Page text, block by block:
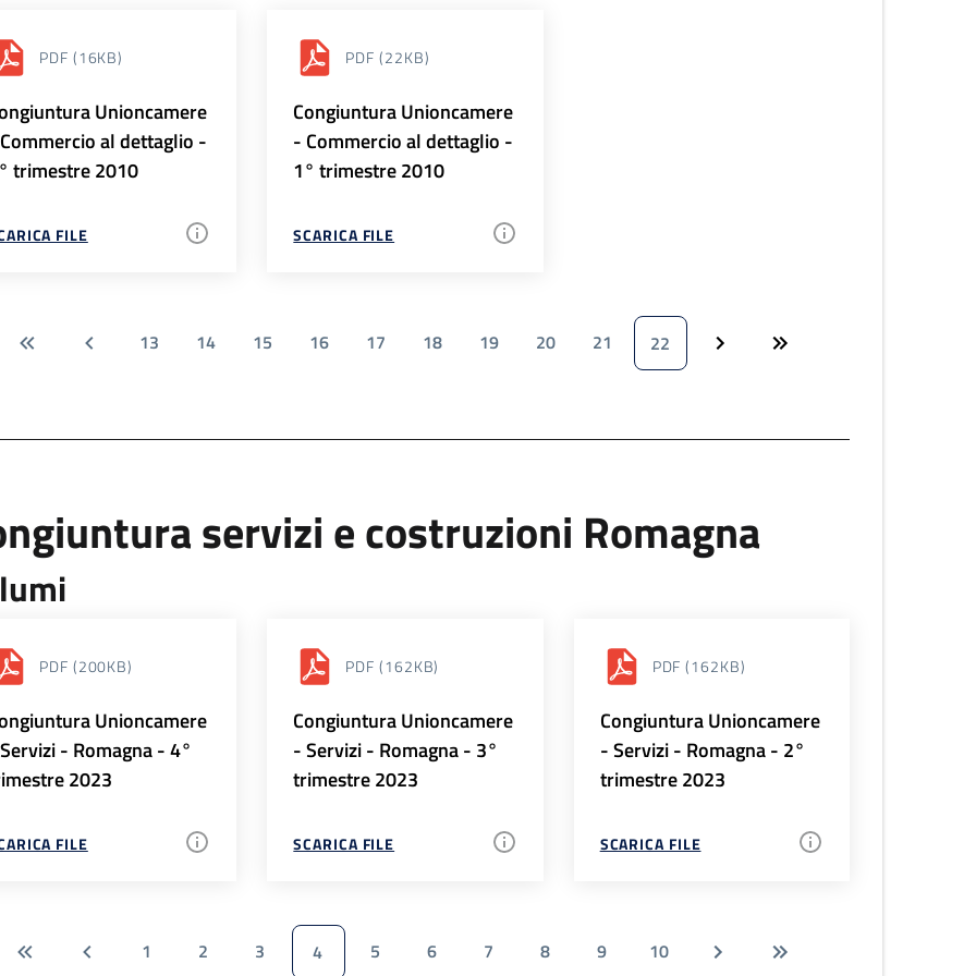
PDF (16KB)
Unioncamere
al dettaglio -
trimestre 2010
FILE
PDF (22KB)
Congiuntura Unioncamere
- Commercio al dettaglio -
1° trimestre 2010
SCARICA FILE
13 14 15 16 17 18 19 20 21 22
servizi e costruzioni Romagna
PDF (200KB)
Unioncamere
- Romagna - 4°
2023
FILE
PDF (162KB)
Congiuntura Unioncamere
- Servizi - Romagna - 3°
trimestre 2023
SCARICA FILE
PDF (162KB)
Congiuntura Unioncamere
- Servizi - Romagna - 2°
trimestre 2023
SCARICA FILE
1 2 3 4 5 6 7 8 9 10